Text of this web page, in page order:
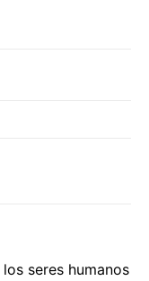
seres humanos